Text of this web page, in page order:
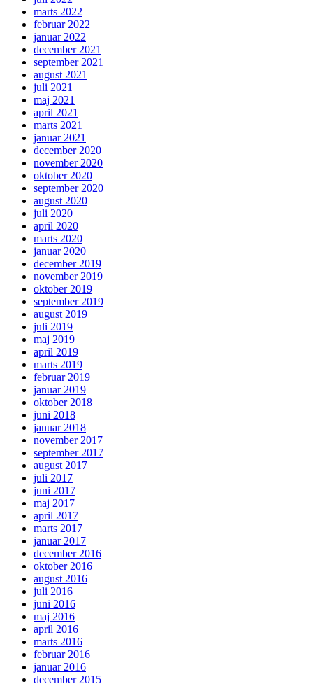
marts 2022
februar 2022
januar 2022
december 2021
september 2021
august 2021
juli 2021
maj 2021
april 2021
marts 2021
januar 2021
december 2020
november 2020
oktober 2020
september 2020
august 2020
juli 2020
april 2020
marts 2020
januar 2020
december 2019
november 2019
oktober 2019
september 2019
august 2019
juli 2019
maj 2019
april 2019
marts 2019
februar 2019
januar 2019
oktober 2018
juni 2018
januar 2018
november 2017
september 2017
august 2017
juli 2017
juni 2017
maj 2017
april 2017
marts 2017
januar 2017
december 2016
oktober 2016
august 2016
juli 2016
juni 2016
maj 2016
april 2016
marts 2016
februar 2016
januar 2016
december 2015